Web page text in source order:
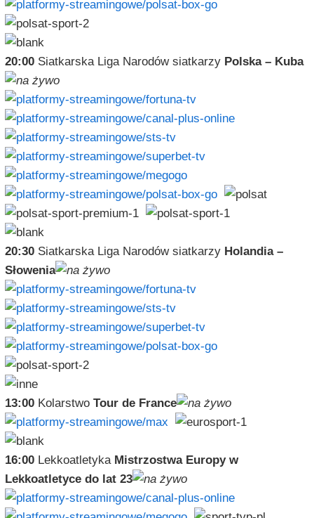
20:00Siatkarska Liga Narodów siatkarzy Polska – Kuba
20:30Siatkarska Liga Narodów siatkarzy Holandia –
Słowenia
13:00Kolarstwo Tour de France
16:00Lekkoatletyka Mistrzostwa Europy w
Lekkoatletyce do lat 23